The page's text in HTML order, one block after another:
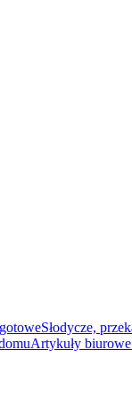
Słodycze,
Artykuły